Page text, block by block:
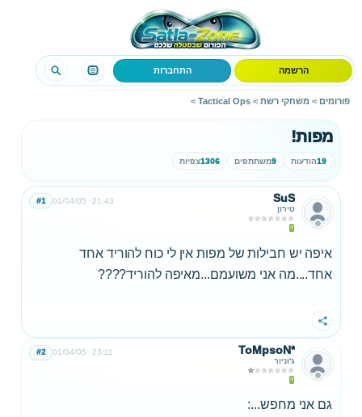
הרשמה התחברות
פורומים > משחקי רשת >
Tactical Ops
>
מפות!
19הודעות 9משתתפים 1306צפיות
SuS
טירון
01/04/05 21:43
#1
איפה יש חבילות של מפות אין לי כוח להוריד אחד
אחד....מה אני משועמם...מאיפה להוריד????
שתף
ToMpsoN*
ג'וניור
01/04/05 23:11
#2
גם אני מחפש...: